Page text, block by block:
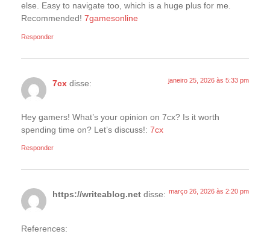
else. Easy to navigate too, which is a huge plus for me.
Recommended! 7gamesonline
Responder
7cx disse: janeiro 25, 2026 às 5:33 pm
Hey gamers! What’s your opinion on 7cx? Is it worth
spending time on? Let’s discuss!: 7cx
Responder
https://writeablog.net disse: março 26, 2026 às 2:20 pm
References: